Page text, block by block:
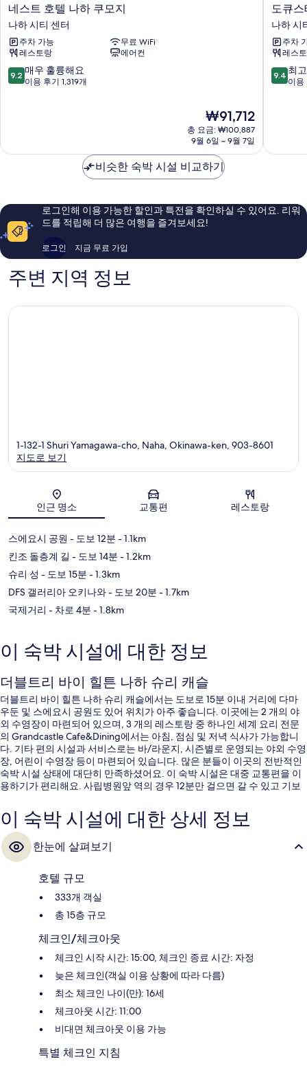
네
스
트
호
텔
나
하
시
네스트 호텔 나하 쿠모지
나하 시티 센터
주차 가능
무료 WiFi
레스토랑
에어컨
10
점
매
해
이
용
1,319
9.2 매우 훌륭해요
이용 후기 1,319개
현
재
요
₩91,712
₩91,712
총 요금: ₩100,887
9월 6일 ~ 9월 7일
도
큐
스
테
이
오
키
하
터
도큐
나하 시
주차
레스
10
점
최
이
용
9.4 최
이용
비슷한 숙박 시설 비교하기
로그인해 이용 가능한 할인과 특전을 확인하실 수 있어요. 리워
드를 적립해 더 많은 여행을 즐겨보세요!
로그인 지금 무료 가입
주변 지역 정보
지도
1-132-1 Shuri Yamagawa-cho, Naha, Okinawa-ken, 903-8601
지도로 보기
인근 명소 교통편 레스토랑
스에요시 공원 - 도보 12분 - 1.1km
킨조 돌층계 길 - 도보 14분 - 1.2km
슈리 성 - 도보 15분 - 1.3km
DFS 갤러리아 오키나와- 도보 20분 - 1.7km
국제거리 - 차로 4분 - 1.8km
이 숙박 시설에 대한 정보
더블트리 바이 힐튼 나하 슈리 캐슬
더블트리 바이 힐튼 나하 슈리 캐슬에서는 도보로 15분 이내 거리에 다마
우둔 및 스에요시 공원도 있어 위치가 아주 좋습니다. 이곳에는 2 개의 야
외 수영장이 마련되어 있으며, 3 개의 레스토랑 중 하나인 세계 요리 전문
의 Grandcastle Cafe&Dining에서는 아침, 점심 및 저녁 식사가 가능합니
다. 기타 편의 시설과 서비스로는 바/라운지, 시즌별로 운영되는 야외 수영
장, 어린이 수영장 등이 마련되어 있습니다. 많은 분들이 이곳의 전반적인
숙박 시설 상태에 대단히 만족하셨어요. 이 숙박 시설은 대중 교통편을 이
용하기가 편리해요. 사립병원앞 역의 경우 12분만 걸으면 갈 수 있고 기보
이 숙박 시설에 대한 상세 정보
한눈에 살펴보기
호텔 규모
333개 객실
총 15층 규모
체크인/체크아웃
체크인 시작 시간: 15:00, 체크인 종료 시간: 자정
늦은 체크인(객실 이용 상황에 따라 다름)
최소 체크인 나이(만): 16세
체크아웃 시간: 11:00
비대면 체크아웃 이용 가능
특별 체크인 지침